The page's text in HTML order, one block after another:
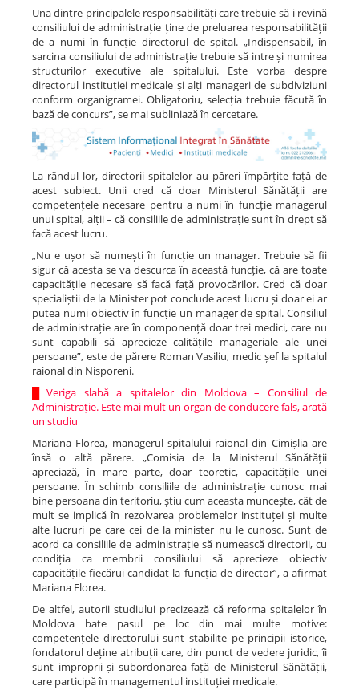
Una dintre principalele responsabilități care trebuie să-i revină
consiliului de administrație ține de preluarea responsabilității
de a numi în funcție directorul de spital. „Indispensabil, în
sarcina consiliului de administrație trebuie să intre și numirea
structurilor executive ale spitalului. Este vorba despre
directorul instituției medicale și alți manageri de subdiviziuni
conform organigramei. Obligatoriu, selecția trebuie făcută în
bază de concurs”, se mai subliniază în cercetare.
La rândul lor, directorii spitalelor au păreri împărțite față de
acest subiect. Unii cred că doar Ministerul Sănătății are
competențele necesare pentru a numi în funcție managerul
unui spital, alții – că consiliile de administrație sunt în drept să
facă acest lucru.
„Nu e ușor să numești în funcție un manager. Trebuie să fii
sigur că acesta se va descurca în această funcție, că are toate
capacitățile necesare să facă față provocărilor. Cred că doar
specialiștii de la Minister pot conclude acest lucru și doar ei ar
putea numi obiectiv în funcție un manager de spital. Consiliul
de administrație are în componență doar trei medici, care nu
sunt capabili să aprecieze calitățile manageriale ale unei
persoane”, este de părere Roman Vasiliu, medic șef la spitalul
raional din Nisporeni.
█Veriga slabă a spitalelor din Moldova – Consiliul de
Administrație. Este mai mult un organ de conducere fals, arată
un studiu
Mariana Florea, managerul spitalului raional din Cimișlia are
însă o altă părere. „Comisia de la Ministerul Sănătății
apreciază, în mare parte, doar teoretic, capacitățile unei
persoane. În schimb consiliile de administrație cunosc mai
bine persoana din teritoriu, știu cum aceasta muncește, cât de
mult se implică în rezolvarea problemelor instituței și multe
alte lucruri pe care cei de la minister nu le cunosc. Sunt de
acord ca consiliile de administrație să numească directorii, cu
condiția ca membrii consiliului să aprecieze obiectiv
capacitățile fiecărui candidat la funcția de director”, a afirmat
Mariana Florea.
De altfel, autorii studiului precizează că reforma spitalelor în
Moldova bate pasul pe loc din mai multe motive:
competențele directorului sunt stabilite pe principii istorice,
fondatorul deține atribuții care, din punct de vedere juridic, îi
sunt improprii și subordonarea față de Ministerul Sănătății,
care participă în managementul instituției medicale.